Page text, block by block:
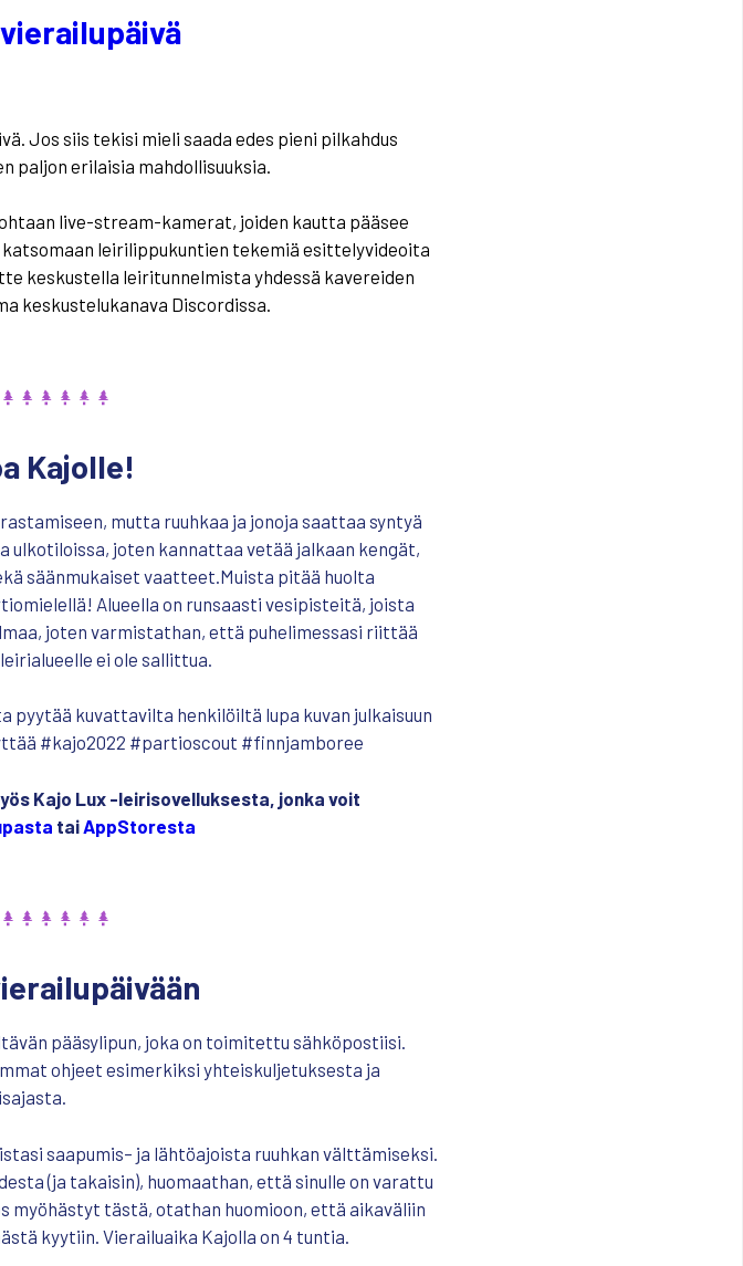
Jos siis tekisi mieli saada edes pieni pilkahdus
paljon erilaisia mahdollisuuksia.
live-stream-kamerat, joiden kautta pääsee
leirilippukuntien tekemiä esittelyvideoita
keskustella leiritunnelmista yhdessä kavereiden
keskustelukanava Discordissa.
Kajolle!
mutta ruuhkaa ja jonoja saattaa syntyä
ulkotiloissa, joten kannattaa vetää jalkaan kengät,
säänmukaiset vaatteet.Muista pitää huolta
Alueella on runsaasti vesipisteitä, joista
joten varmistathan, että puhelimessasi riittää
ei ole sallittua.
pyytää kuvattavilta henkilöiltä lupa kuvan julkaisuun
#kajo2022 #partioscout #finnjamboree
Kajo Lux -leirisovelluksesta, jonka voit
tai AppStoresta
pääsylipun, joka on toimitettu sähköpostiisi.
ohjeet esimerkiksi yhteiskuljetuksesta ja
saapumis– ja lähtöajoista ruuhkan välttämiseksi.
(ja takaisin), huomaathan, että sinulle on varattu
myöhästyt tästä, otathan huomioon, että aikaväliin
kyytiin . Vierailuaika Kajolla on 4 tuntia.